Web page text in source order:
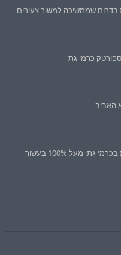
שממשיכה למשוך צעירים
כרמי גת
האביב
עלייה חדה במחירי הדירות בכרמי גת: מעל 100% בעשור